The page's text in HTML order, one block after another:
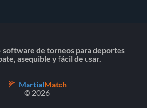
de torneos para deportes
asequible y fácil de usar.
MartialMatch
© 2026